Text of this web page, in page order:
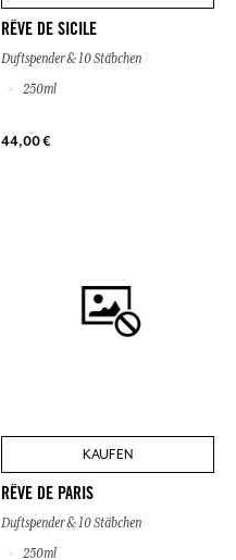
RÊVE DE SICILE
Duftspender & 10 Stäbchen
250ml
44,00 €
KAUFEN
RÊVE DE PARIS
Duftspender & 10 Stäbchen
250ml